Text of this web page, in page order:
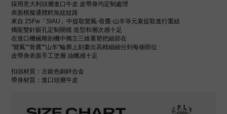
採用意大利頭層進口牛皮 皮帶身均定制處理
表面模擬通體鰐魚紋紋路
來自 25Fw「SIAU」中提取鸞鳳-骨鷹-山羊等元素提取進行重組
燭龍雙針眼孔定制開模 造型和層次感十足
在進口機械雕刻機中獨立三維重塑把細節在
"鸞鳳""骨鷹""山羊"輪廓上刻畫出高精細細分到每個部位
皮帶身表面手工塗層 油蠟感十足
扣頭材質：古銀色銅鋅合金
帶身材質：進口頭層牛皮